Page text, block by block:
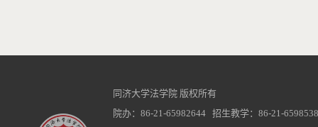
同济大学法学院 版权所有
院办：86-21-65982644 招生教学：86-21-